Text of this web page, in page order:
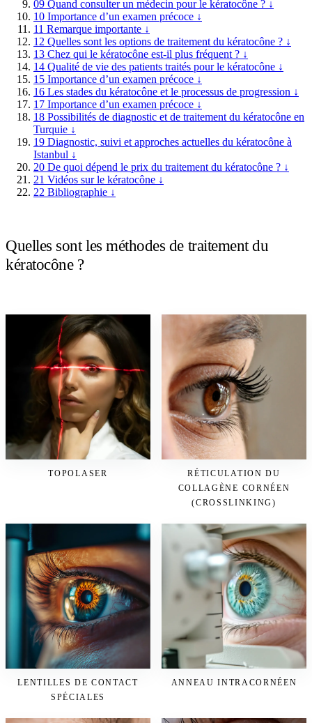
09 Quand consulter un médecin pour le kératocône ? ↓
10 Importance d’un examen précoce ↓
11 Remarque importante ↓
12 Quelles sont les options de traitement du kératocône ? ↓
13 Chez qui le kératocône est-il plus fréquent ? ↓
14 Qualité de vie des patients traités pour le kératocône ↓
15 Importance d’un examen précoce ↓
16 Les stades du kératocône et le processus de progression ↓
17 Importance d’un examen précoce ↓
18 Possibilités de diagnostic et de traitement du kératocône en
Turquie ↓
19 Diagnostic, suivi et approches actuelles du kératocône à
Istanbul ↓
20 De quoi dépend le prix du traitement du kératocône ? ↓
21 Vidéos sur le kératocône ↓
22 Bibliographie ↓
Quelles sont les méthodes de traitement du
kératocône ?
TOPOLASER
RÉTICULATION DU
COLLAGÈNE CORNÉEN
(CROSSLINKING)
LENTILLES DE CONTACT
SPÉCIALES
ANNEAU INTRACORNÉEN